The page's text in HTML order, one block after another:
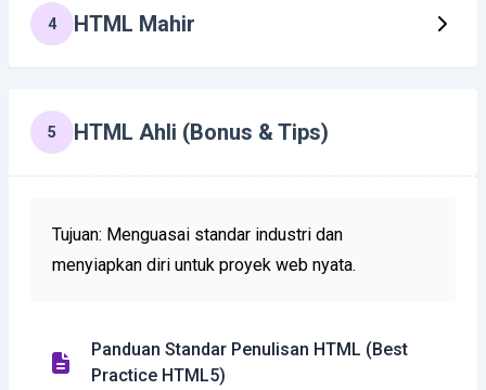
4 HTML Mahir
5 HTML Ahli (Bonus & Tips)
Tujuan: Menguasai standar industri dan
menyiapkan diri untuk proyek web nyata.
Panduan Standar Penulisan HTML (Best
Practice HTML5)